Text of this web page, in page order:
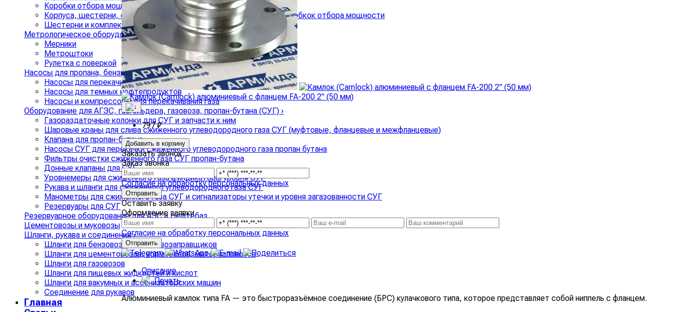
Коробки отбора мощности иномарок
Корпуса, шестерни, фланцы, переходники, карданные валы для коробкок отбора мощности
Шестерни и комплекты включения КОМ
Метрологическое оборудование
Мерники
Метроштоки
Рулетка с поверкой
Насосы для пропана, бензина и дизтоплива, компрессоры для СУГ
Насосы для перекачивания бензина и дизельного топлива
Насосы для темных нефтепродуктов
Насосы и компрессоры для перекачивания газа
Оборудование для АГЗС, газгольдера, газовоза, пропан-бутана (СУГ) ›
Газораздаточные колонки для СУГ и запчасти к ним
Шаровые краны для слива сжиженного углеводородного газа СУГ (муфтовые, фланцевые и межфланцевые)
Клапана для пропан-бутана
Насосы СУГ для перекачки сжиженного углеводородного газа пропан бутана
Фильтры очистки сжиженного газа СУГ пропан-бутана
Донные клапаны для СУГ
Уровнемеры для сжиженного газа и индикаторы уровня СУГ
Рукава и шланги для сжиженного углеводородного газа СУГ
Манометры для сжиженного газа СУГ и сигнализаторы утечки и уровня загазованности СУГ
Резервуары для СУГ
Резервуарное оборудование для АЗС и Нефтебаз
Цементовозы и муковозы
Шланги, рукава и соединения›
Шланги для бензовозов и топливозаправщиков
Шланги для цементовозов, кормовозов, материаловозов
Шланги для газовозов
Шланги для пищевых жидкостей и кислот
Шланги для вакумных и ассенизаторских машин
Соединение для рукавов
Главная
797 ₽
Добавить в корзину
Заказать звонок
Заказ звонка
Согласие на обработку персональных данных
Оставить заявку
Оформление заявки
Согласие на обработку персональных данных
Описание
Печать
Алюминиевый камлок типа FA — это быстроразъёмное соединение (БРС) кулачкового типа, которое представляет собой ниппель с фланцем.